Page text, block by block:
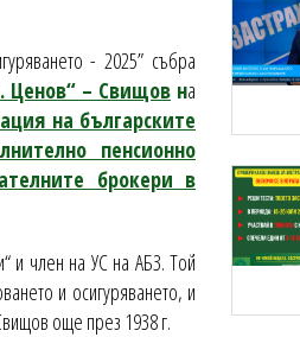
- 2025” събра
Ценов“ – Свищов на
на българските
пенсионно
брокери в
и член на УС на АБЗ. Той
и осигуряването, и
още през 1938 г.